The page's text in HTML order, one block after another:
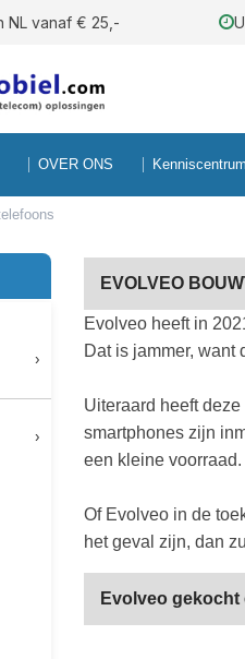
NL vanaf € 25,-
OVER ONS Kenniscentrum
EVOLVEO
Evolveo heeft in
Dat is jammer, want
Uiteraard heeft
smartphones zijn
een kleine voorraad.
Of Evolveo in de
het geval zijn, dan
Evolveo gekocht